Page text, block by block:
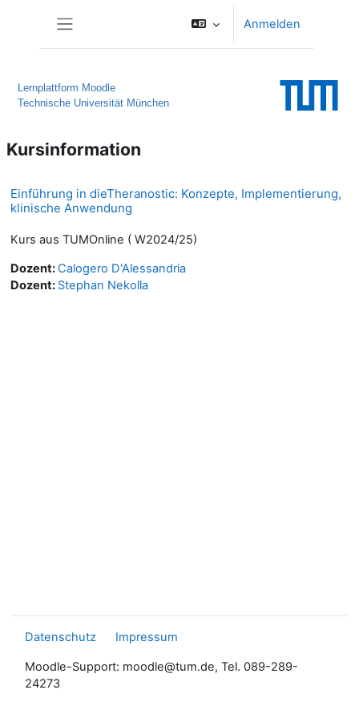
Anmelden
Lernplattform Moodle
Technische Universität München
Kursinformation
Einführung in dieTheranostic: Konzepte, Implementierung,
klinische Anwendung
Kurs aus TUMOnline ( W2024/25)
Dozent:Calogero D'Alessandria
Dozent: Stephan Nekolla
Datenschutz Impressum
Moodle-Support: moodle@tum.de, Tel. 089-289-
24273